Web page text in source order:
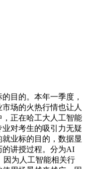
目的。本年一季度，
场的火热行情也让人
正在哈工大人工智能
对考生的吸引力无疑
业标的目的，数据显
的讲授过程。分为AI
为人工智能相关行